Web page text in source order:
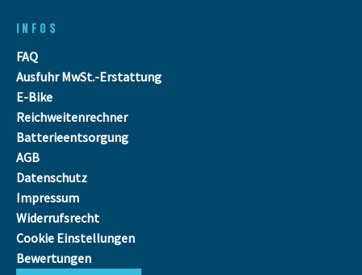
INFOS
FAQ
Ausfuhr MwSt.-Erstattung
E-Bike
Reichweitenrechner
Batterieentsorgung
AGB
Datenschutz
Impressum
Widerrufsrecht
Cookie Einstellungen
Bewertungen